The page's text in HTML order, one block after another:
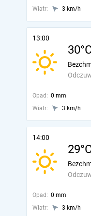
Wiatr:
3 km/h
13:00
Opad: 0 mm
Wiatr:
3 km/h
14:00
Opad: 0 mm
Wiatr:
3 km/h